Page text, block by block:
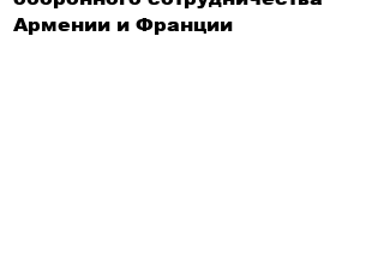
Армении и Франции